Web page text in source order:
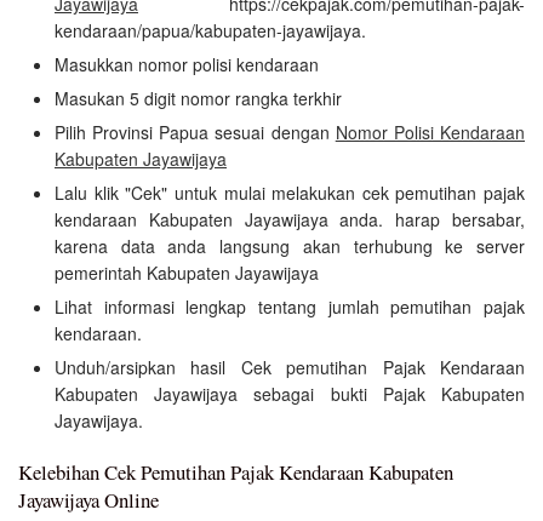
kendaraan/papua/kabupaten-jayawijaya.
Masukkan nomor polisi kendaraan
Masukan 5 digit nomor rangka terkhir
Pilih Provinsi Papua sesuai dengan Nomor Polisi Kendaraan
Kabupaten Jayawijaya
Lalu klik "Cek" untuk mulai melakukan cek pemutihan pajak
kendaraan Kabupaten Jayawijaya anda. harap bersabar,
karena data anda langsung akan terhubung ke server
pemerintah Kabupaten Jayawijaya
Lihat informasi lengkap tentang jumlah pemutihan pajak
kendaraan.
Unduh/arsipkan hasil Cek pemutihan Pajak Kendaraan
Kabupaten Jayawijaya sebagai bukti Pajak Kabupaten
Jayawijaya.
Kelebihan Cek Pemutihan Pajak Kendaraan Kabupaten
Jayawijaya Online